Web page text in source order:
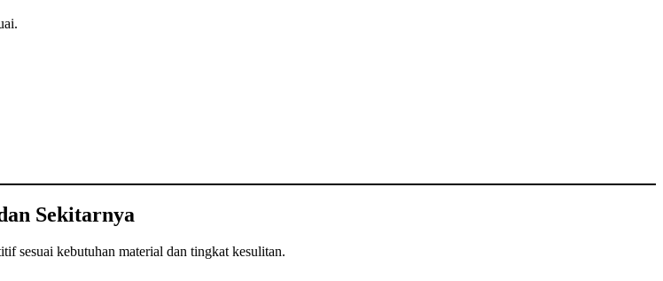
Sekitarnya
sesuai kebutuhan material dan tingkat kesulitan.